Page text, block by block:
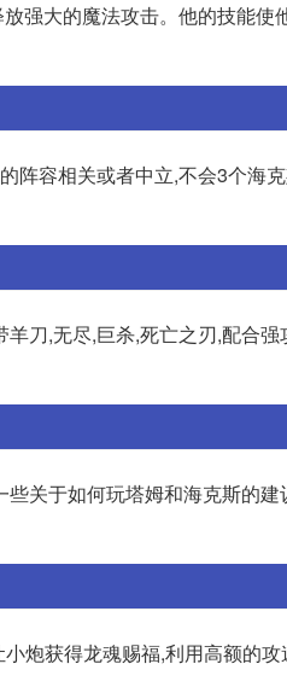
强大的魔法攻击。他的技能
阵容相关或者中立,不会3个海
刀,无尽,巨杀,死亡之刃,配合
关于如何玩塔姆和海克斯的
炮获得龙魂赐福,利用高额的